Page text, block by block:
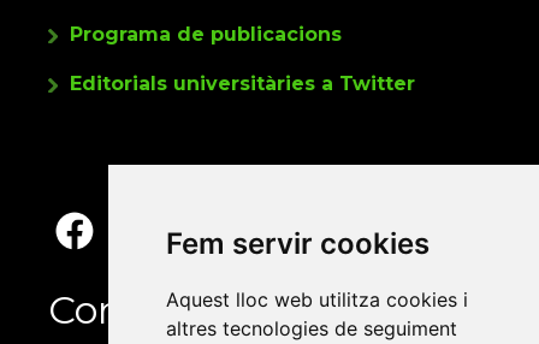
Fem servir cookies
Aquest lloc web utilitza cookies i
altres tecnologies de seguiment
Programa de publicacions
Editorials universitàries a Twitter
Contacte